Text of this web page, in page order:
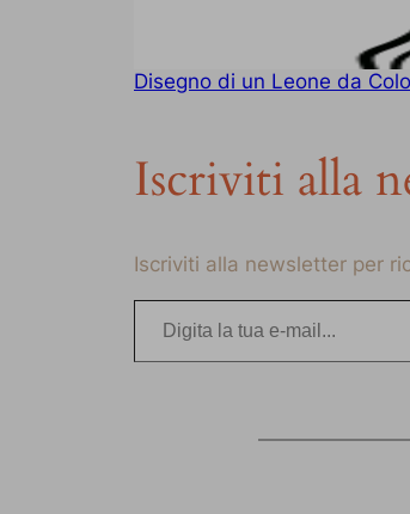
Disegno di un Leone da
Iscriviti alla
Iscriviti alla newsletter per
Digita la tua e-mail…